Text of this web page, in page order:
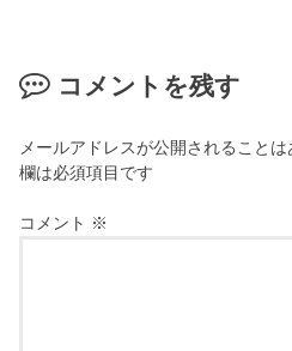
コメントを残す
メールアドレスが公開されることは
欄は必須項目です
コメント ※